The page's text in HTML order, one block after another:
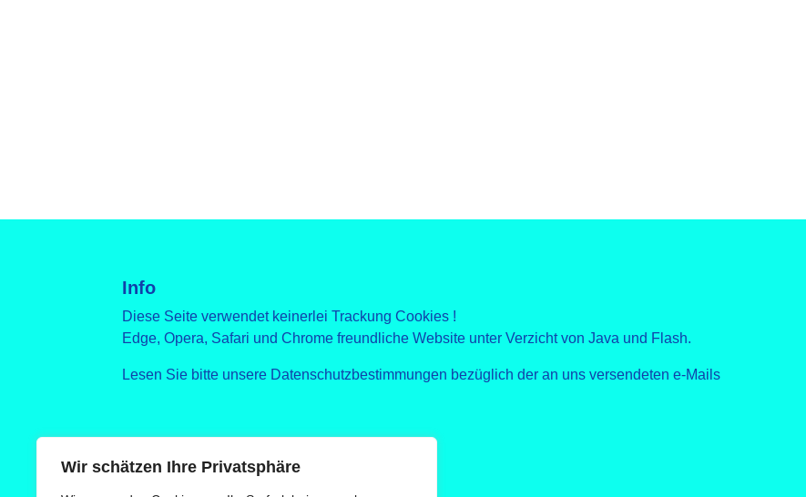
Wir schätzen Ihre Privatsphäre
Info
Diese Seite verwendet keinerlei Trackung Cookies !
Edge, Opera, Safari und Chrome freundliche Website unter Verzicht von Java und Flash.
Lesen Sie bitte unsere Datenschutzbestimmungen bezüglich der an uns versendeten e-Mails